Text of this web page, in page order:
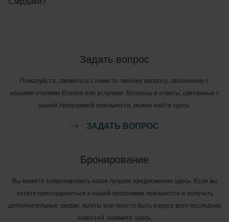
Задать вопрос
Пожалуйста, свяжитесь с нами по любому вопросу, связанному с
нашими отелями Ensana или услугами. Вопросы и ответы, связанные с
нашей программой лояльности, можно найти здесь.
ЗАДАТЬ ВОПРОС
Бронирование
Вы можете забронировать наши лучшие предложения здесь. Если вы
хотите присоединиться к нашей программе лояльности и получать
дополнительные скидки, льготы или просто быть в курсе всех последних
новостей, нажмите здесь.